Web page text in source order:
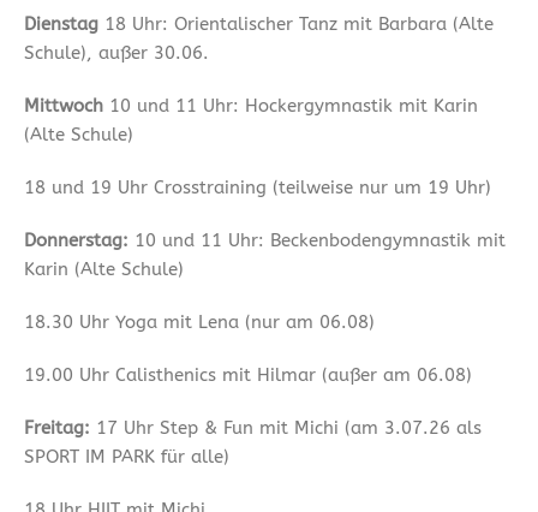
Dienstag 18 Uhr: Orientalischer Tanz mit Barbara (Alte
Schule), außer 30.06.
Mittwoch 10 und 11 Uhr: Hockergymnastik mit Karin
(Alte Schule)
18 und 19 Uhr Crosstraining (teilweise nur um 19 Uhr)
Donnerstag: 10 und 11 Uhr: Beckenbodengymnastik mit
Karin (Alte Schule)
18.30 Uhr Yoga mit Lena (nur am 06.08)
19.00 Uhr Calisthenics mit Hilmar (außer am 06.08)
Freitag: 17 Uhr Step & Fun mit Michi (am 3.07.26 als
SPORT IM PARK für alle)